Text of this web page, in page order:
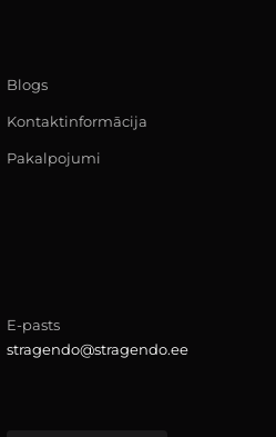
Blogs
Kontaktinformācija
Pakalpojumi
E-pasts
stragendo@stragendo.ee